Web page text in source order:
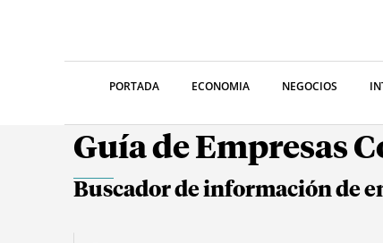
PORTADA ECONOMIA NEGOCIOS
Guía de Empresas
Buscador de información de